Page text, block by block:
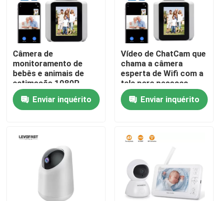
Sobre nós
Visita à fábrica
Controle de qualidade
Contacte-nos
Notícias
Solicite um orçamento
Câmara de segurança da ampola de Wifi
Câmera de
monitoramento de
bebês e animais de
estimação 1080P
Enviar inquérito
Vídeo de ChatCam que
chama a câmera
esperta de Wifi com a
tela para pessoas
idosas & crianças
Enviar inquérito